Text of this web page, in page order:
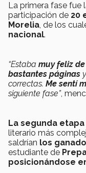
La primera fase fue
participación de 20
Morelia, de los
nacional.
“Estaba muy feliz
bastantes páginas
correctas. Me sentí
siguiente fase”,
La segunda etapa
literario más
saldrían los
estudiante de
posicionándose